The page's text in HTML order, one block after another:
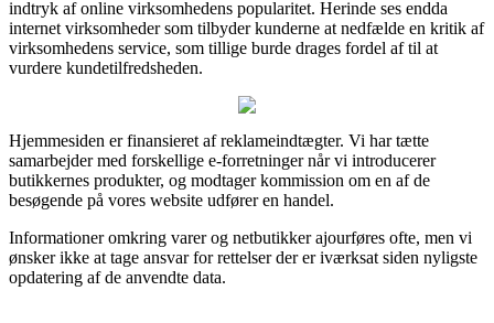
indtryk af online virksomhedens popularitet. Herinde ses endda
internet virksomheder som tilbyder kunderne at nedfælde en kritik af
virksomhedens service, som tillige burde drages fordel af til at
vurdere kundetilfredsheden.
Hjemmesiden er finansieret af reklameindtægter. Vi har tætte
samarbejder med forskellige e-forretninger når vi introducerer
butikkernes produkter, og modtager kommission om en af de
besøgende på vores website udfører en handel.
Informationer omkring varer og netbutikker ajourføres ofte, men vi
ønsker ikke at tage ansvar for rettelser der er iværksat siden nyligste
opdatering af de anvendte data.